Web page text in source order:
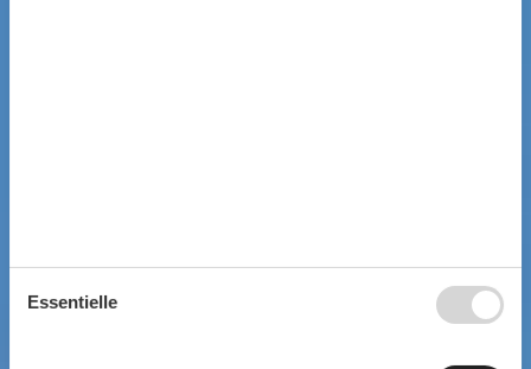
Essentielle